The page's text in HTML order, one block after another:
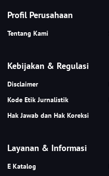
Profil Perusahaan
Tentang Kami
Kebijakan & Regulasi
Disclaimer
Kode Etik Jurnalistik
Hak Jawab dan Hak Koreksi
Layanan & Informasi
E Katalog